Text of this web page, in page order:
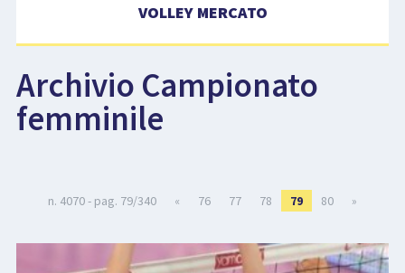
COMPETIZIONI
VOLLEY MERCATO
Archivio Campionato
femminile
n. 4070 - pag. 79/340 « 76 77 78 79 80 »